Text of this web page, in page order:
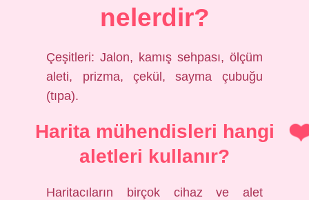
nelerdir?
Çeşitleri: Jalon, kamış sehpası, ölçüm
aleti, prizma, çekül, sayma çubuğu
(tıpa).
Harita mühendisleri hangi
aletleri kullanır?
Haritacıların birçok cihaz ve alet